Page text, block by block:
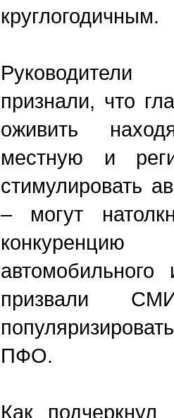
круглогодичным.
признали, что
оживить
местную и
стимулировать
– могут
призвали
ПФО.
Как